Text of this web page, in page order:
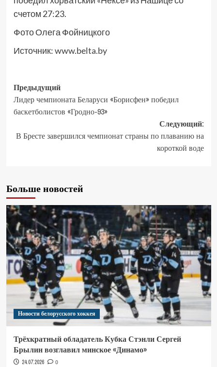
счетом 27:23.
Фото Олега Фойницкого
Источник:www.belta.by
Предыдущий
Лидер чемпионата Беларуси «Борисфен» победил
баскетболистов «Гродно-93»
Следующий:
В Бресте завершился чемпионат страны по плаванию на
короткой воде
Больше новостей
Новости белорусского хоккея
Трёхкратный обладатель Кубка Стэнли Сергей
Брылин возглавил минское «Динамо»
24.07.2026 0